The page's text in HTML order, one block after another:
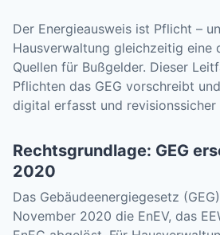
Der Energieausweis ist Pflicht –
Hausverwaltung gleichzeitig eine
Quellen für Bußgelder. Dieser
Pflichten das GEG vorschreibt
digital erfasst und
Rechtsgrundlage: GEG
2020
Das Gebäudeenergiegesetz
November 2020 die EnEV, das